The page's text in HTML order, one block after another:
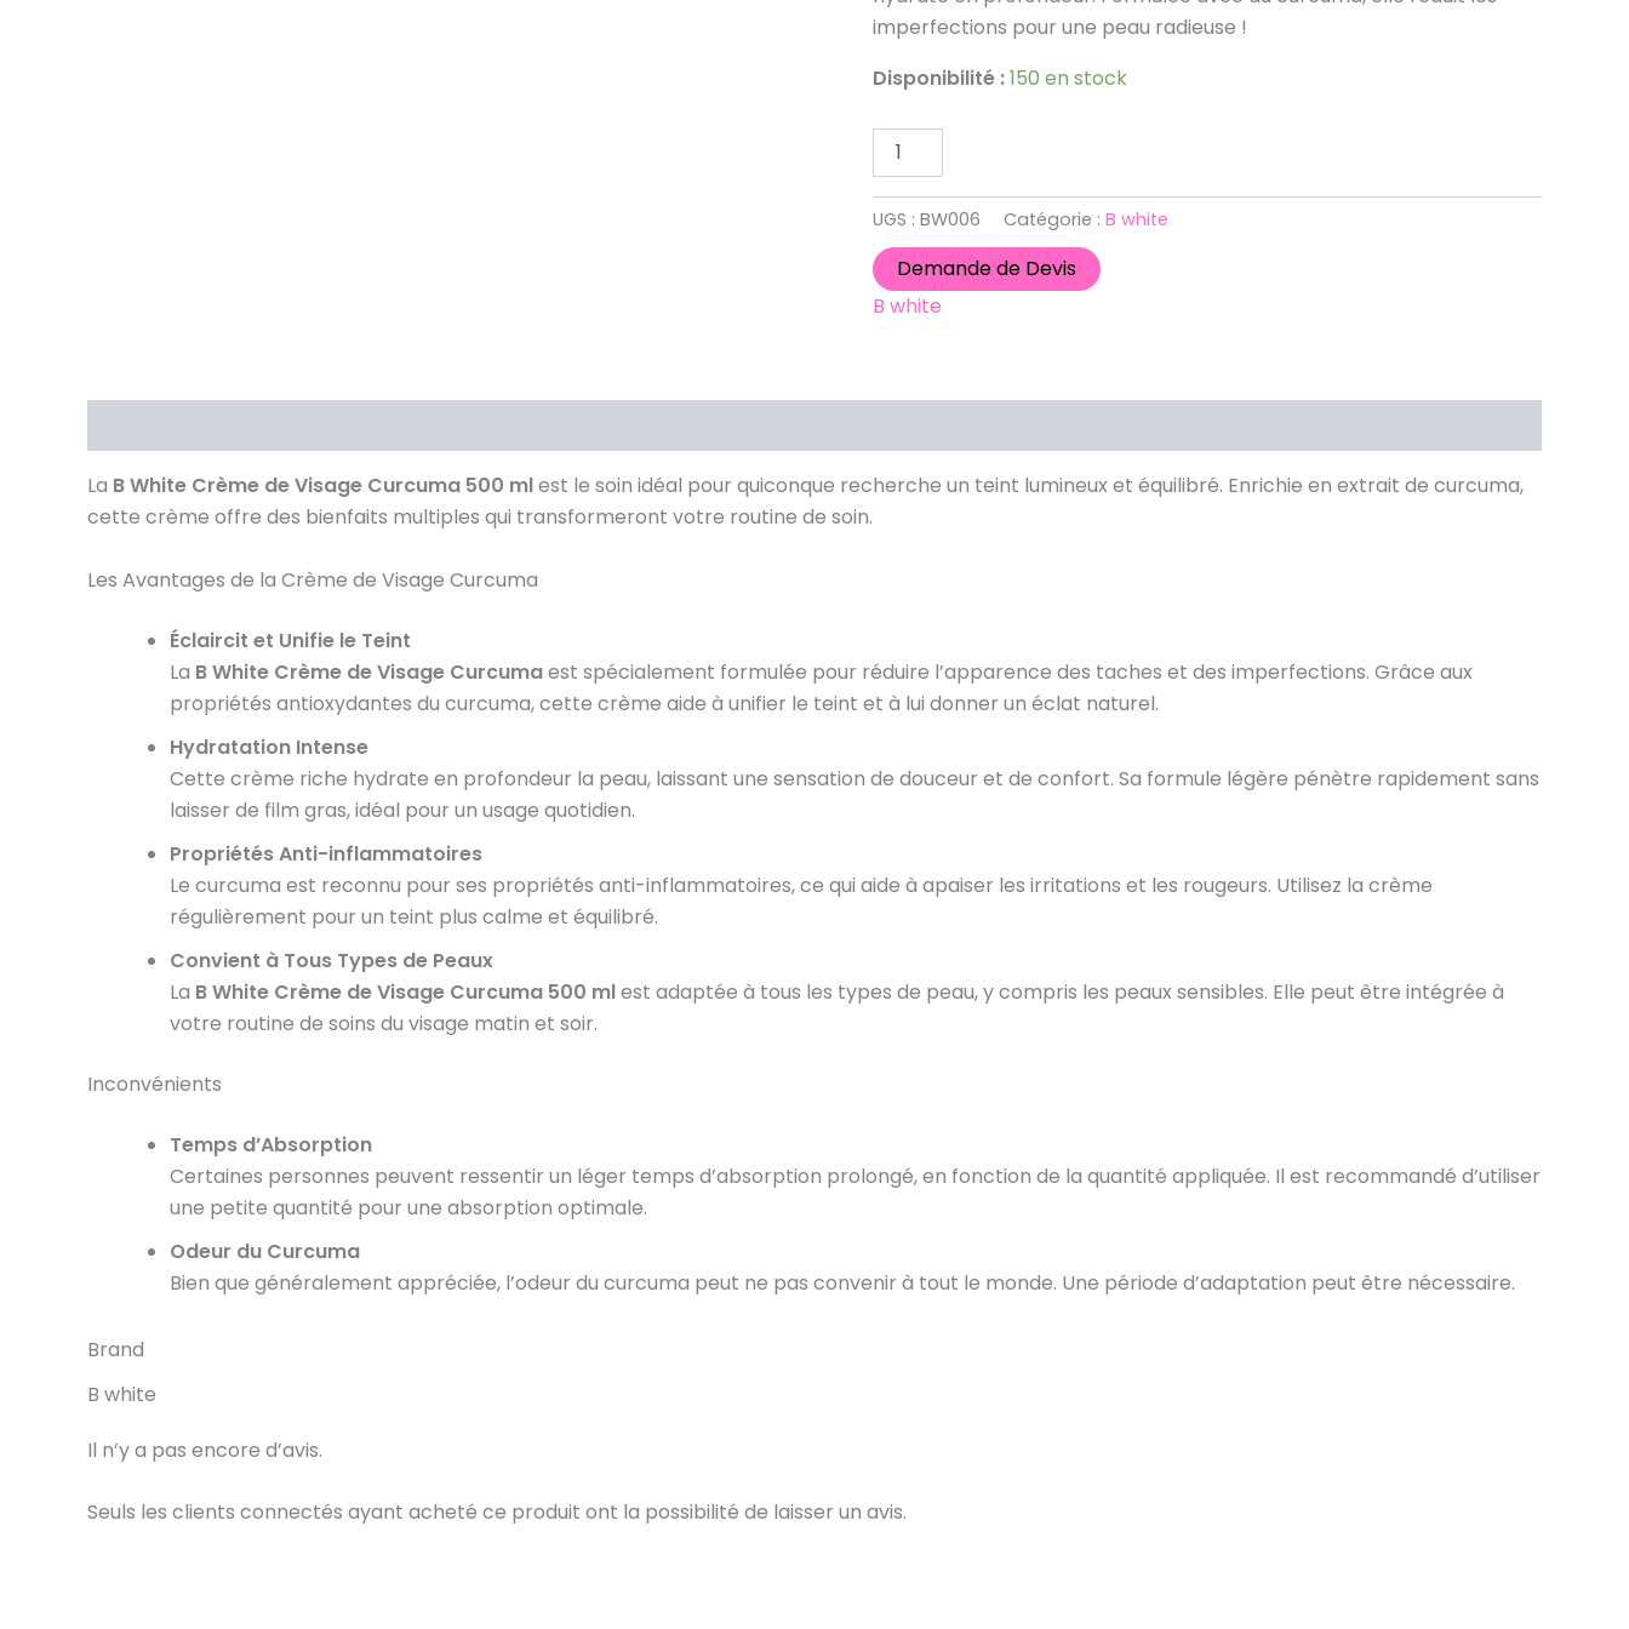
imperfections pour une peau radieuse !
Disponibilité :150 en stock
500ml
UGS : BW006 Catégorie : B white
Demande de Devis
B white
La B White Crème de Visage Curcuma 500 mlest le soin idéal pour quiconque recherche un teint lumineux et équilibré. Enrichie en extrait de curcuma,
cette crème offre des bienfaits multiples qui transformeront votre routine de soin.
Les Avantages de la Crème de Visage Curcuma
Éclaircit et Unifie le Teint
La B White Crème de Visage Curcumaest spécialement formulée pour réduire l’apparence des taches et des imperfections. Grâce aux
propriétés antioxydantes du curcuma, cette crème aide à unifier le teint et à lui donner un éclat naturel.
Hydratation Intense
Cette crème riche hydrate en profondeur la peau, laissant une sensation de douceur et de confort. Sa formule légère pénètre rapidement sans
laisser de film gras, idéal pour un usage quotidien.
Propriétés Anti-inflammatoires
Le curcuma est reconnu pour ses propriétés anti-inflammatoires, ce qui aide à apaiser les irritations et les rougeurs. Utilisez la crème
régulièrement pour un teint plus calme et équilibré.
Convient à Tous Types de Peaux
La B White Crème de Visage Curcuma 500 mlest adaptée à tous les types de peau, y compris les peaux sensibles. Elle peut être intégrée à
votre routine de soins du visage matin et soir.
Inconvénients
Temps d’Absorption
Certaines personnes peuvent ressentir un léger temps d’absorption prolongé, en fonction de la quantité appliquée. Il est recommandé d’utiliser
une petite quantité pour une absorption optimale.
Odeur du Curcuma
Bien que généralement appréciée, l’odeur du curcuma peut ne pas convenir à tout le monde. Une période d’adaptation peut être nécessaire.
Brand
B white
Il n’y a pas encore d’avis.
Seuls les clients connectés ayant acheté ce produit ont la possibilité de laisser un avis.